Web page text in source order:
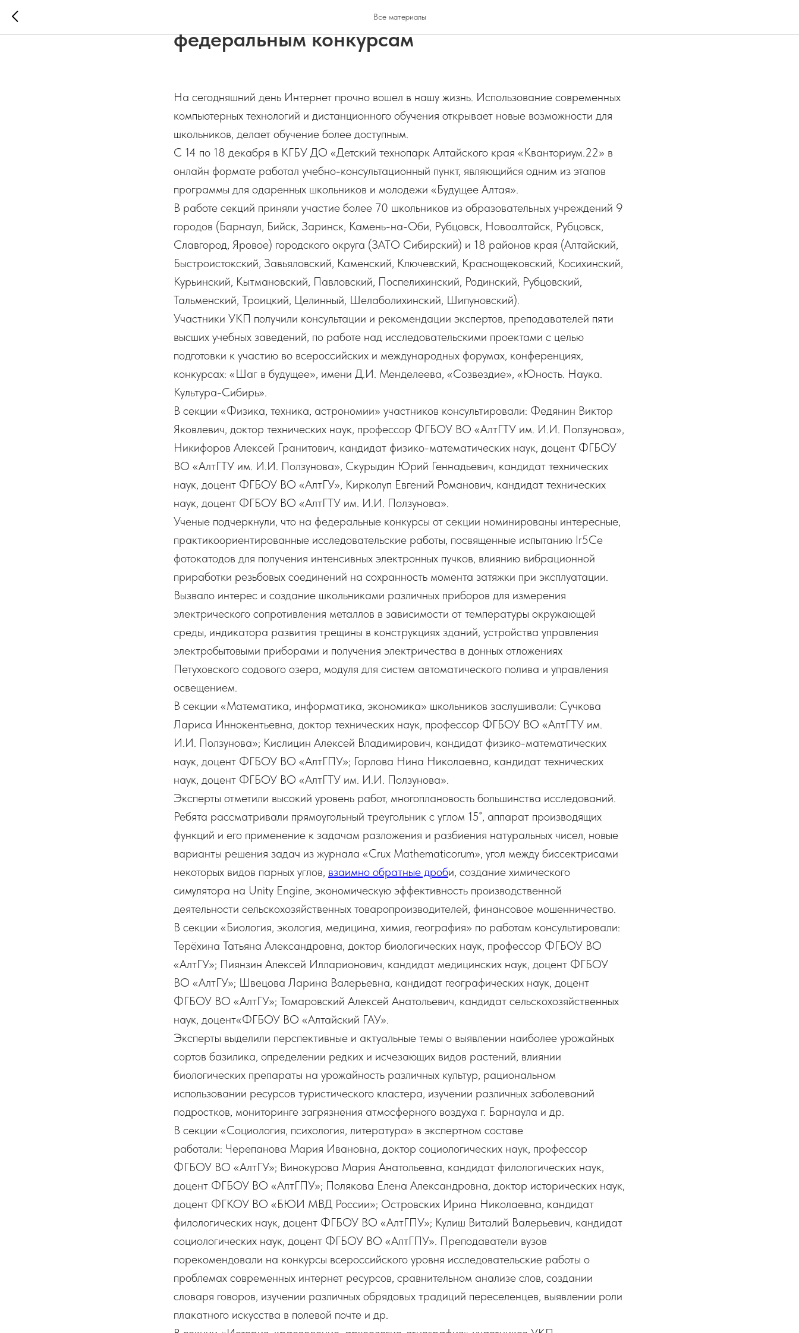
Все материалы
Юные исследователи готовятся к
федеральным конкурсам
На сегодняшний день Интернет прочно вошел в нашу жизнь. Использование современных
компьютерных технологий и дистанционного обучения открывает новые возможности для
школьников, делает обучение более доступным.
С 14 по 18 декабря в КГБУ ДО «Детский технопарк Алтайского края «Кванториум.22» в
онлайн формате работал учебно-консультационный пункт, являющийся одним из этапов
программы для одаренных школьников и молодежи «Будущее Алтая».
В работе секций приняли участие более 70 школьников из образовательных учреждений 9
городов (Барнаул, Бийск, Заринск, Камень-на-Оби, Рубцовск, Новоалтайск, Рубцовск,
Славгород, Яровое) городского округа (ЗАТО Сибирский) и 18 районов края (Алтайский,
Быстроистокский, Завьяловский, Каменский, Ключевский, Краснощековский, Косихинский,
Курьинский, Кытмановский, Павловский, Поспелихинский, Родинский, Рубцовский,
Тальменский, Троицкий, Целинный, Шелаболихинский, Шипуновский).
Участники УКП получили консультации и рекомендации экспертов, преподавателей пяти
высших учебных заведений, по работе над исследовательскими проектами с целью
подготовки к участию во всероссийских и международных форумах, конференциях,
конкурсах: «Шаг в будущее», имени Д.И. Менделеева, «Созвездие», «Юность. Наука.
Культура-Сибирь».
В секции «Физика, техника, астрономии» участников консультировали: Федянин Виктор
Яковлевич, доктор технических наук, профессор ФГБОУ ВО «АлтГТУ им. И.И. Ползунова»,
Никифоров Алексей Гранитович, кандидат физико-математических наук, доцент ФГБОУ
ВО «АлтГТУ им. И.И. Ползунова», Скурыдин Юрий Геннадьевич, кандидат технических
наук, доцент ФГБОУ ВО «АлтГУ», Кирколуп Евгений Романович, кандидат технических
наук, доцент ФГБОУ ВО «АлтГТУ им. И.И. Ползунова».
Ученые подчеркнули, что на федеральные конкурсы от секции номинированы интересные,
практикоориентированные исследовательские работы, посвященные испытанию Ir5Ce
фотокатодов для получения интенсивных электронных пучков, влиянию вибрационной
приработки резьбовых соединений на сохранность момента затяжки при эксплуатации.
Вызвало интерес и создание школьниками различных приборов для измерения
электрического сопротивления металлов в зависимости от температуры окружающей
среды, индикатора развития трещины в конструкциях зданий, устройства управления
электробытовыми приборами и получения электричества в донных отложениях
Петуховского содового озера, модуля для систем автоматического полива и управления
освещением.
В секции «Математика, информатика, экономика» школьников заслушивали: Сучкова
Лариса Иннокентьевна, доктор технических наук, профессор ФГБОУ ВО «АлтГТУ им.
И.И. Ползунова»; Кислицин Алексей Владимирович, кандидат физико-математических
наук, доцент ФГБОУ ВО «АлтГПУ»; Горлова Нина Николаевна, кандидат технических
наук, доцент ФГБОУ ВО «АлтГТУ им. И.И. Ползунова».
Эксперты отметили высокий уровень работ, многоплановость большинства исследований.
Ребята рассматривали прямоугольный треугольник с углом 15˚, аппарат производящих
функций и его применение к задачам разложения и разбиения натуральных чисел, новые
варианты решения задач из журнала «Crux Mathematicorum», угол между биссектрисами
некоторых видов парных углов, взаимно обратные дроби, создание химического
симулятора на Unity Engine, экономическую эффективность производственной
деятельности сельскохозяйственных товаропроизводителей, финансовое мошенничество.
В секции «Биология, экология, медицина, химия, география» по работам консультировали:
Терёхина Татьяна Александровна, доктор биологических наук, профессор ФГБОУ ВО
«АлтГУ»; Пиянзин Алексей Илларионович, кандидат медицинских наук, доцент ФГБОУ
ВО «АлтГУ»; Швецова Ларина Валерьевна, кандидат географических наук, доцент
ФГБОУ ВО «АлтГУ»; Томаровский Алексей Анатольевич, кандидат сельскохозяйственных
наук, доцент«ФГБОУ ВО «Алтайский ГАУ».
Эксперты выделили перспективные и актуальные темы о выявлении наиболее урожайных
сортов базилика, определении редких и исчезающих видов растений, влиянии
биологических препараты на урожайность различных культур, рациональном
использовании ресурсов туристического кластера, изучении различных заболеваний
подростков, мониторинге загрязнения атмосферного воздуха г. Барнаула и др.
В секции «Социология, психология, литература» в экспертном составе
работали: Черепанова Мария Ивановна, доктор социологических наук, профессор
ФГБОУ ВО «АлтГУ»; Винокурова Мария Анатольевна, кандидат филологических наук,
доцент ФГБОУ ВО «АлтГПУ»; Полякова Елена Александровна, доктор исторических наук,
доцент ФГКОУ ВО «БЮИ МВД России»; Островских Ирина Николаевна, кандидат
филологических наук, доцент ФГБОУ ВО «АлтГПУ»; Кулиш Виталий Валерьевич, кандидат
социологических наук, доцент ФГБОУ ВО «АлтГПУ». Преподаватели вузов
порекомендовали на конкурсы всероссийского уровня исследовательские работы о
проблемах современных интернет ресурсов, сравнительном анализе слов, создании
словаря говоров, изучении различных обрядовых традиций переселенцев, выявлении роли
плакатного искусства в полевой почте и др.